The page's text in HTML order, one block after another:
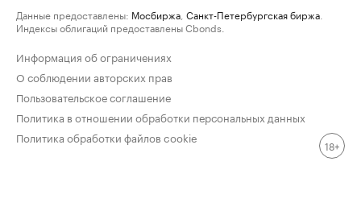
Данные предоставлены: Мосбиржа Санкт-Петербургская биржа
Индексы облигаций предоставлены Cbonds.
Информация об ограничениях
О соблюдении авторских прав
Пользовательское соглашение
Политика в отношении обработки персональных данных
Политика обработки файлов cookie
18+